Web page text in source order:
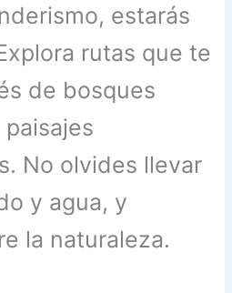
estarás
rutas que te
de bosques
No olvides llevar
y agua, y
la naturaleza.